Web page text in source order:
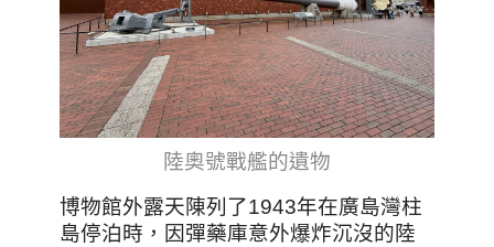
陸奧號戰艦的遺物
博物館外露天陳列了1943年在廣島灣柱
島停泊時，因彈藥庫意外爆炸沉沒的陸